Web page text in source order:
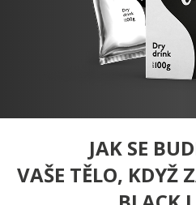
JAK SE
VAŠE TĚLO, KDYŽ